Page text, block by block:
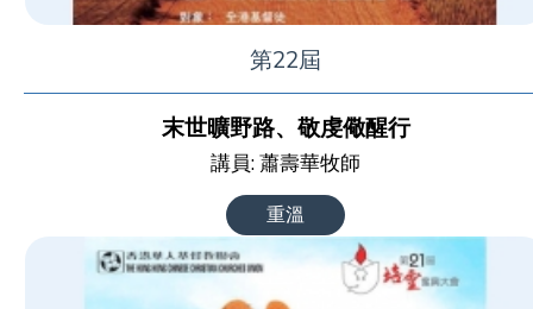
第22屆
末世曠野路、敬虔儆醒行
講員: 蕭壽華牧師
重溫